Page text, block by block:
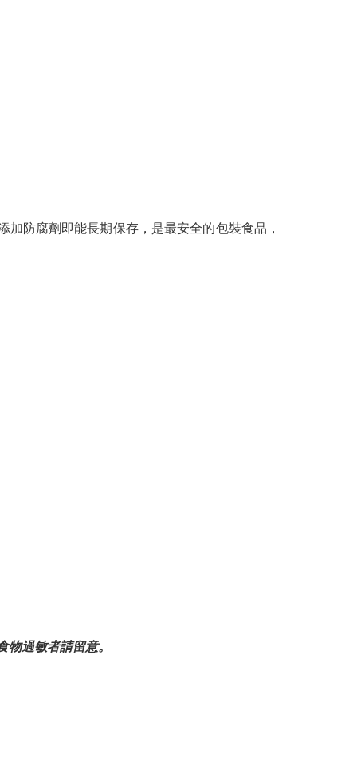
防腐劑即能長期保存，是最安全的包裝食品，
過敏者請留意。